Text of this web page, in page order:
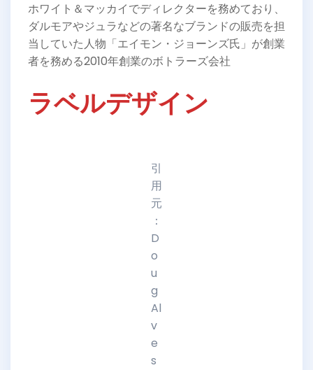
ホワイト＆マッカイでディレクターを務めており、
ダルモアやジュラなどの著名なブランドの販売を担
当していた人物「エイモン・ジョーンズ氏」が創業
者を務める2010年創業のボトラーズ会社
ラベルデザイン
引
用
元
：
D
o
u
g
Al
v
e
s